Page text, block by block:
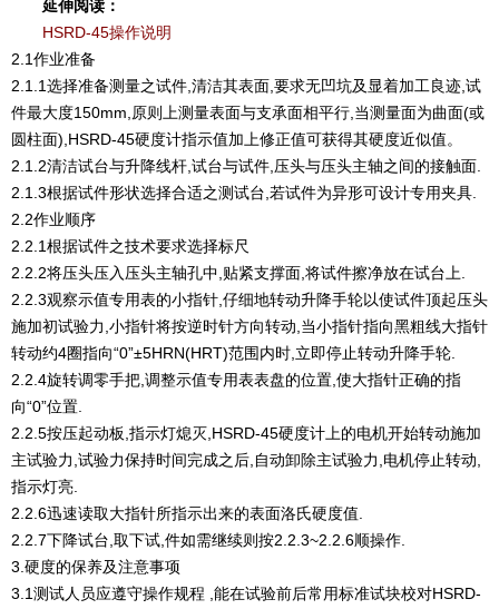
延伸阅读：
HSRD-45操作说明
2.1作业准备
2.1.1选择准备测量之试件,清洁其表面,要求无凹坑及显着加工良迹,试
件最大度150mm,原则上测量表面与支承面相平行,当测量面为曲面(或
圆柱面),HSRD-45硬度计指示值加上修正值可获得其硬度近似值。
2.1.2清洁试台与升降线杆,试台与试件,压头与压头主轴之间的接触面.
2.1.3根据试件形状选择合适之测试台,若试件为异形可设计专用夹具.
2.2作业顺序
2.2.1根据试件之技术要求选择标尺
2.2.2将压头压入压头主轴孔中,贴紧支撑面,将试件擦净放在试台上.
2.2.3观察示值专用表的小指针,仔细地转动升降手轮以使试件顶起压头
施加初试验力,小指针将按逆时针方向转动,当小指针指向黑粗线大指针
转动约4圈指向“0”±5HRN(HRT)范围内时,立即停止转动升降手轮.
2.2.4旋转调零手把,调整示值专用表表盘的位置,使大指针正确的指
向“0”位置.
2.2.5按压起动板,指示灯熄灭,HSRD-45硬度计上的电机开始转动施加
主试验力,试验力保持时间完成之后,自动卸除主试验力,电机停止转动,
指示灯亮.
2.2.6迅速读取大指针所指示出来的表面洛氏硬度值.
2.2.7下降试台,取下试,件如需继续则按2.2.3~2.2.6顺操作.
3.硬度的保养及注意事项
3.1测试人员应遵守操作规程 ,能在试验前后常用标准试块校对HSRD-